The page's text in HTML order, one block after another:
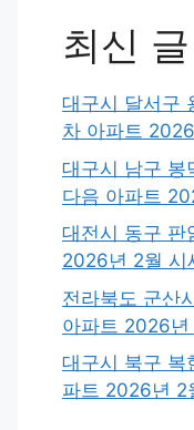
최신 글
대구시 달서구
차 아파트
대구시 남구 봉
다음 아파트
대전시 동구 판
2026년 2월 시
전라북도 군산
아파트 2026년
대구시 북구 복
파트 2026년 2